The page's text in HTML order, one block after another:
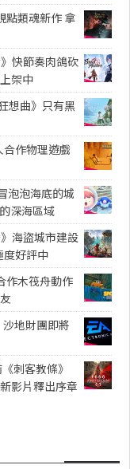
點類魂新作 拿
快節奏肉鴿砍
架中
想曲》只有黑
作物理遊戲
泡泡海底的城
深海區域
海盜城市建設
度好評中
作木筏舟動作
沙地財團即將
刺客教條》
影片釋出序章